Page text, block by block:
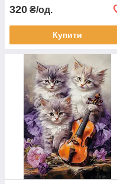
320 ₴/од.
Купити